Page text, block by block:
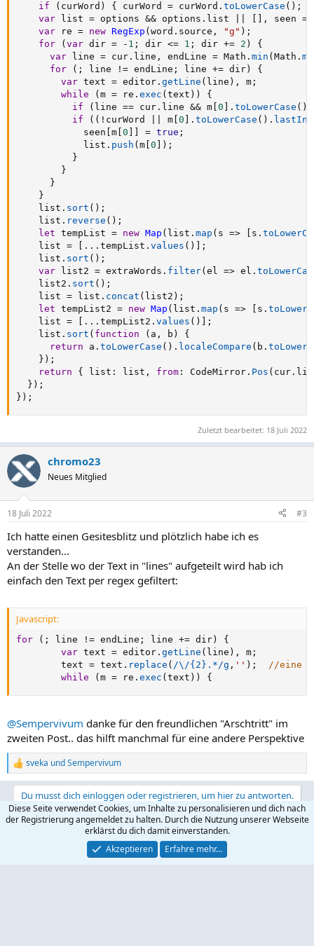
if
( curWord ) { curWord = curWord . toLowerCase ( ) ;
var list = options && options . list , seen =
var re = new RegExp ( word . source , "g" ) ;
for
( var dir = - 1 ; dir <= 1 ; dir += 2 )
{
var line = cur . line , endLine = Math . min ( Math .
for
( ; line != endLine ; line += dir )
{
var text = editor . getLine ( line ) , m ;
while
( m = re . exec ( text ) )
{
if
( line == cur . line && m 0 . toLowerCase ( )
if
( ( ! curWord m 0 . toLowerCase ( ) .
            seen
m 0 = true ;
            list
. push ( m 0 ) ;
}
}
}
}
    list
. sort ( ) ;
    list
. reverse ( ) ;
let tempList = new Map ( list . map ( s => s .
    list
= ... tempList . values ( )
;
    list
. sort ( ) ;
var list2 = extraWords . filter( el => el .
    list2
. sort ( ) ;
    list
= list . concat ( list2 ) ;
let tempList2 = new Map ( list . map ( s => s .
    list
= ... tempList2 . values ( )
;
    list
. sort ( function ( a , b )
{
return a . toLowerCase ( ) . localeCompare ( b .
} ) ;
return
{ list : list , from : CodeMirror . Pos ( cur .
} ) ;
} ) ;
Zuletzt bearbeitet: 18 Juli 2022
chromo23
Neues Mitglied
18 Juli 2022 #3
Ich hatte einen Gesitesblitz und plötzlich habe ich es
verstanden...
An der Stelle wo der Text in "lines" aufgeteilt wird hab ich
einfach den Text per regex gefiltert:
Javascript:
for ( ; line != endLine ; line += dir )
{
var text = editor . getLine ( line ) , m ;
        text
= text . replace ( /\/{2}.*/g , '' ) ;
//eine
while
( m = re . exec ( text ) ) {
@Sempervivum danke für den freundlichen "Arschtritt" im
zweiten Post.. das hilft manchmal für eine andere Perspektive
R
e
a
k
t
i
sveka undSempervivum
Du musst dich einloggen oder registrieren, um hier zu antworten.
LinkedInRedditPinterestTumblrWhatsApp
E-MailLink
Diese Seite verwendet Cookies, um Inhalte zu personalisieren und dich nach
der Registrierung angemeldet zu halten. Durch die Nutzung unserer Webseite
erklärst du dich damit einverstanden.
Akzeptieren
Erfahre mehr…